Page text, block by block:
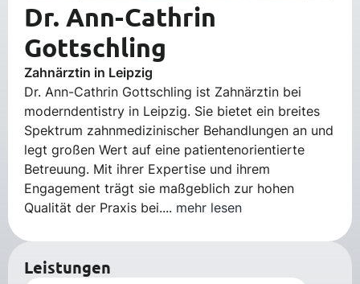
Dr. Ann-Cathrin
Gottschling
Zahnärztin in Leipzig
Dr. Ann-Cathrin Gottschling ist Zahnärztin bei
moderndentistry in Leipzig. Sie bietet ein breites
Spektrum zahnmedizinischer Behandlungen an und
legt großen Wert auf eine patientenorientierte
Betreuung. Mit ihrer Expertise und ihrem
Engagement trägt sie maßgeblich zur hohen
Qualität der Praxis bei.... mehr lesen
Leistungen